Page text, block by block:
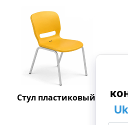
Стул пластиковый